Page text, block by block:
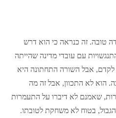
טובה. זה כנראה כי הוא דרש
עם עובדי מדינה שהייתה
לקדם, אבל השורה התחתונה היא
הוא לא התכוון, אבל זה מה
שאמנם לא דיברו על התעמרות
בטוח לא משחקת לטובתו.